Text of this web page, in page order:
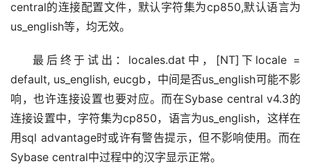
central的连接配置文件，默认字符集为cp850,默认语言为
us_english等，均无效。
最后终于试出：locales.dat中，[NT]下locale =
default, us_english, eucgb，中间是否us_english可能不影
响，也许连接设置也要对应。而在Sybase central v4.3的
连接设置中，字符集为cp850，语言为us_english，这样在
用sql advantage时或许有警告提示，但不影响使用。而在
Sybase central中过程中的汉字显示正常。